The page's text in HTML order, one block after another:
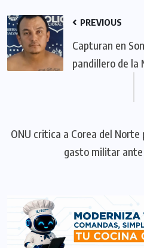
PREVIOUS
Capturan en
pandillero de la
ONU critica a Corea del
gasto militar